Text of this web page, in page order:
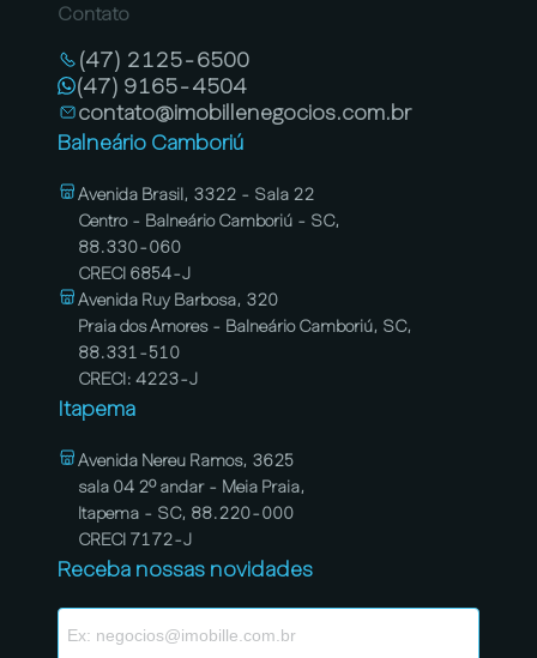
Contato
(47) 2125-6500
(47) 9165-4504
contato@imobillenegocios.com.br
Balneário Camboriú
Avenida Brasil, 3322 - Sala 22
Centro - Balneário Camboriú - SC,
88.330-060
CRECI 6854-J
Avenida Ruy Barbosa, 320
Praia dos Amores - Balneário Camboriú, SC,
88.331-510
CRECI: 4223-J
Itapema
Avenida Nereu Ramos, 3625
sala 04 2º andar - Meia Praia,
Itapema - SC, 88.220-000
CRECI 7172-J
Receba nossas novidades